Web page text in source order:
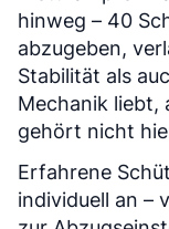
hinweg – 40
abzugeben,
Stabilität als
Mechanik liebt,
gehört nicht
Erfahrene
individuell an –